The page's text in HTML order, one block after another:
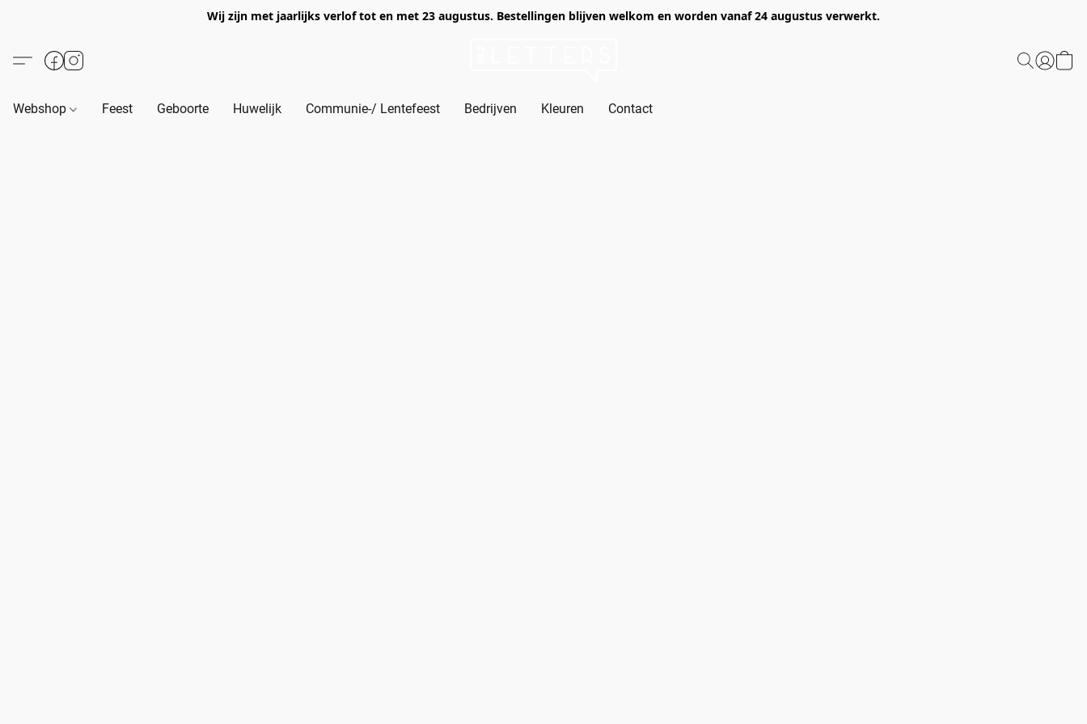
Wij zijn met jaarlijks verlof tot en met 23 augustus. Bestellingen blijven welkom en worden vanaf 24 augustus verwerkt.
Webshop Feest Geboorte Huwelijk Communie-/ Lentefeest Bedrijven Kleuren Contact